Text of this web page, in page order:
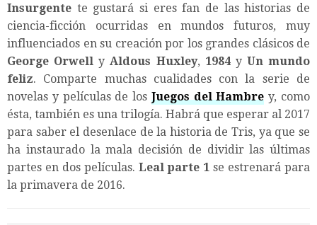
Insurgente te gustará si eres fan de las historias de
ciencia-ficción ocurridas en mundos futuros, muy
influenciados en su creación por los grandes clásicos de
George Orwelly Aldous Huxley, 1984yUn mundo
feliz. Comparte muchas cualidades con la serie de
novelas y películas de los Juegos del Hambre y, como
ésta, también es una trilogía. Habrá que esperar al 2017
para saber el desenlace de la historia de Tris, ya que se
ha instaurado la mala decisión de dividir las últimas
partes en dos películas. Leal parte 1 se estrenará para
la primavera de 2016.